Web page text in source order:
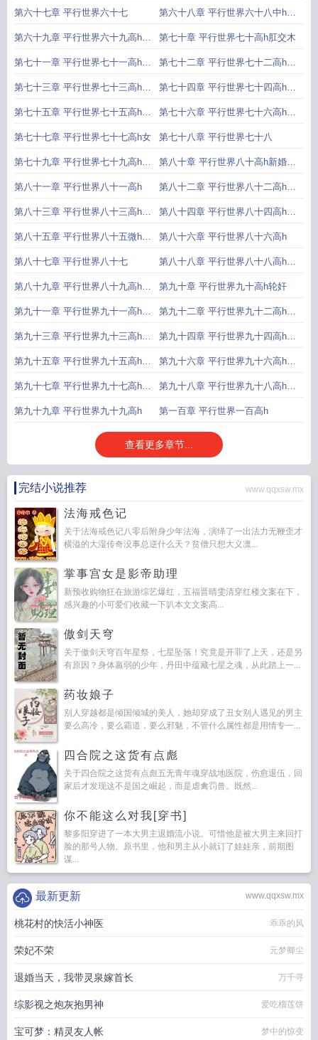
行 式
第六十七章 平行世界六十七 第六十八章 平行世界六十八中h扩
阴
第六十九章 平行世界六十九高h子
宫
第七十章 平行世界七十高h肛交木
第七十一章 平行世界七十一高h木
马
第七十二章 平行世界七十二高h惩
罚
第七十三章 平行世界七十三高h强
制
第七十四章 平行世界七十四高h强
制
第七十五章 平行世界七十五高h花
穴
第七十六章 平行世界七十六高h女
体
第七十七章 平行世界七十七高h女 第七十八章 平行世界七十八
第七十九章 平行世界七十九高h婚
纱
第八十章 平行世界八十高h新婚之
夜
第八十一章 平行世界八十一高h 第八十二章 平行世界八十二高h车
震
第八十三章 平行世界八十三高h木
马
第八十四章 平行世界八十四高h木
马
第八十五章 平行世界八十五微h口
交
第八十六章 平行世界八十六高h
第八十七章 平行世界八十七 第八十八章 平行世界八十八高h尿
道
第八十九章 平行世界八十九高h三
穴
第九十章 平行世界九十高h轮奸
第九十一章 平行世界九十一高h轮
奸
第九十二章 平行世界九十二高h轮
奸
第九十三章 平行世界九十三高h轮
奸
第九十四章 平行世界九十四高h轮
奸
第九十五章 平行世界九十五高h狗
笼
第九十六章 平行世界九十六高h极
限
第九十七章 平行世界九十七高h拳
交
第九十八章 平行世界九十八高h拳
交
第九十九章 平行世界九十九高h 第一百章 平行世界一百高h
查看更多章节...
完结小说推荐 www.qqxsw.mx
法海戒色记
关于法海戒色记八零后附身少年法海，演绎了一出法力无鞭歪才
横溢的大湿传奇没事总逆什么天？贫僧只想大义凛...
掌事宫女是影帝助理
新预收购物狂在旅游综艺爆红，五福晋晴雯清穿红楼文案在下，
感兴趣的小可爱们收藏一下叭本文文案高...
傲剑天穹
关于傲剑天穹百年星祭，七星坠落！究竟是开罪了上天，还是另
有原因？身体羸弱的少年，丹田中蕴藏七星之魂，从此踏上一...
药妆娘子
别人穿越都是倾国倾城的美人，她却穿成了丑女别人遇见的男主
要么高冷，要么霸道，要么邪魅，不管什么属性都是用情专一...
四合院之这货有点彪
关于四合院之这货有点彪五无青年魂穿战地医院，伤愈退伍，回
家后才发现这不是国之崛起，而是虐禽罚兽。既然...
你不能这么对我[穿书]
黎多阳穿进了一本大男主退婚流小说。可惜他是被大男主来回打
脸的那号人物。原书里，他和男主从小就订了娃娃亲，前期图
谋...
www.qqxsw.mx
最新更新
桃花村的快活小神医 乖乖的风
荣妃不荣 元梦卿尘
退婚当天，我带灵泉嫁首长 万千寻
综影视之炮灰抱男神 爱吃榴莲饼
宝可梦：精灵友人帐 梦中的惊变